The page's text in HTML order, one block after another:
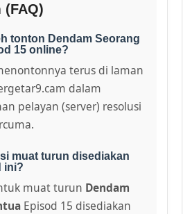
(FAQ)
tonton Dendam Seorang
15 online?
terus di laman
dalam
pelayan (server) resolusi
muat turun disediakan
ini?
muat turun Dendam
Episod 15 disediakan